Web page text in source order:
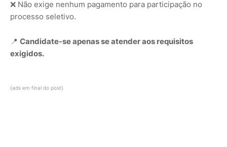
❌ Não exige nenhum pagamento para participação no
processo seletivo.
📍 Candidate-se apenas se atender aos requisitos
exigidos.
{ads em final do post}